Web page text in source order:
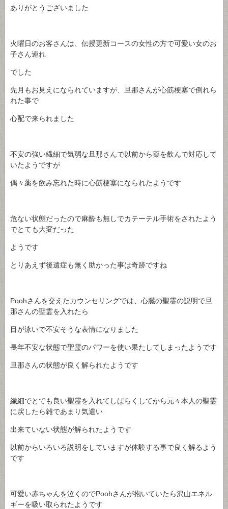
ありがとうございました
火曜日のお客さんは、伝授更新コースの女性の方で可愛い女のお
子さん連れ
でした
先月もお見えになられていますが、旦那さんが心筋梗塞で倒れら
れた事で
心配で来られました
不安の強い繊細で気弱な旦那さんで以前から薬を飲んで対応して
いたようですが
偶々薬を飲み忘れた時に心筋梗塞になられたようです
危ない状態だったので麻酔も無しでカテーテル手術をされたよう
でとても大変だった
ようです
とりあえず後遺症も無く助かった事は奇跡ですね
Poohさんを交えたカウンセリングでは、心臓の聖霊の説明で旦
那さんの聖霊を入れたら
目が泳いで不安そうな表情になりました
長年不安な状態で聖霊のパワーを使い果たしてしまったようです
旦那さんの状態が良く解られたようです
繊細でとても良い聖霊を入れてしばらくしてから元々本人の聖霊
に戻したら雑であまり気遣い
出来ていない状態が解られたようです
以前からいろいろ説明をしていますが体験する事で良く解るよう
です
可愛い赤ちゃんを泣くのでPoohさんが抱いていたら沢山エネル
ギーを吸い取られたようです